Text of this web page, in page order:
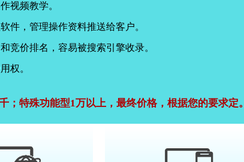
视频教学。
件，管理操作资料推送给客户。
竞价排名，容易被搜索引擎收录。
权。
；特殊功能型1万以上，最终价格，根据您的要求定。